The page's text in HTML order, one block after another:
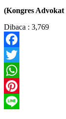
(Kongres Advokat
Dibaca : 3,769
Facebook
Twitter
WhatsApp
Pinterest